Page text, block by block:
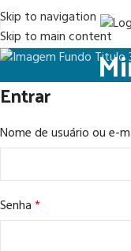
Skip to navigation
Skip to main content
Entrar
Nome de usuário ou e-
Senha*